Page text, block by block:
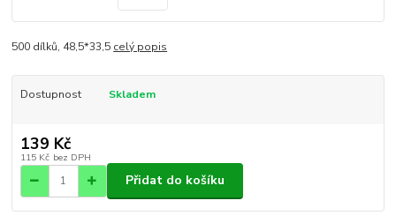
500 dílků, 48,5*33,5 celý popis
Dostupnost Skladem
139 Kč
115 Kč bez DPH
Přidat do košíku